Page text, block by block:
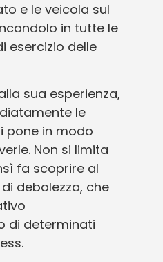
e le veicola sul
in tutte le
esercizio delle
sua esperienza,
le
pone in modo
Non si limita
fa scoprire al
debolezza, che
di determinati